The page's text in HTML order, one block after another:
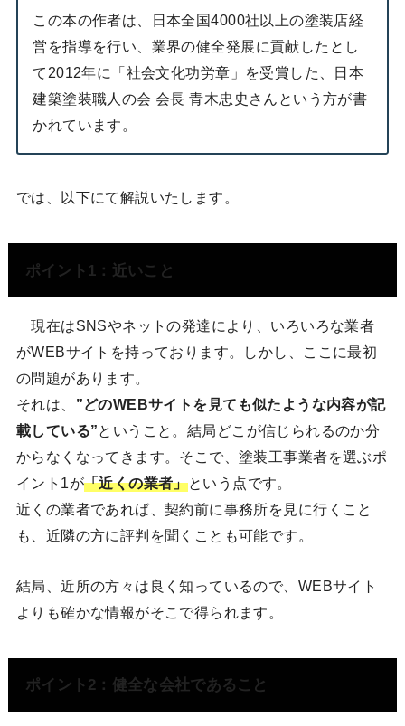
この本の作者は、日本全国4000社以上の塗装店経
営を指導を行い、業界の健全発展に貢献したとし
て2012年に「社会文化功労章」を受賞した、日本
建築塗装職人の会 会長 青木忠史さんという方が書
かれています。
では、以下にて解説いたします。
ポイント1：近いこと
現在はSNSやネットの発達により、いろいろな業者
がWEBサイトを持っております。しかし、ここに最初
の問題があります。
それは、 ”どのWEBサイトを見ても似たような内容が記
載している”ということ。結局どこが信じられるのか分
からなくなってきます。そこで、塗装工事業者を選ぶポ
イント1が「近くの業者」という点です。
近くの業者であれば、契約前に事務所を見に行くこと
も、近隣の方に評判を聞くことも可能です。
結局、近所の方々は良く知っているので、WEBサイト
よりも確かな情報がそこで得られます。
ポイント2：健全な会社であること